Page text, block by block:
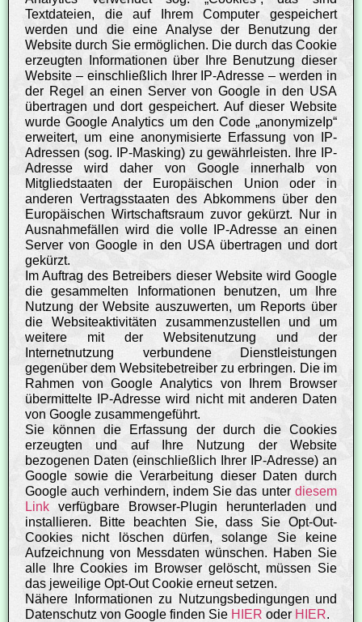
Textdateien, die auf Ihrem Computer gespeichert
werden und die eine Analyse der Benutzung der
Website durch Sie ermöglichen. Die durch das Cookie
erzeugten Informationen über Ihre Benutzung dieser
Website – einschließlich Ihrer IP-Adresse – werden in
der Regel an einen Server von Google in den USA
übertragen und dort gespeichert. Auf dieser Website
wurde Google Analytics um den Code „anonymizeIp“
erweitert, um eine anonymisierte Erfassung von IP-
Adressen (sog. IP-Masking) zu gewährleisten. Ihre IP-
Adresse wird daher von Google innerhalb von
Mitgliedstaaten der Europäischen Union oder in
anderen Vertragsstaaten des Abkommens über den
Europäischen Wirtschaftsraum zuvor gekürzt. Nur in
Ausnahmefällen wird die volle IP-Adresse an einen
Server von Google in den USA übertragen und dort
gekürzt.
Im Auftrag des Betreibers dieser Website wird Google
die gesammelten Informationen benutzen, um Ihre
Nutzung der Website auszuwerten, um Reports über
die Websiteaktivitäten zusammenzustellen und um
weitere mit der Websitenutzung und der
Internetnutzung verbundene Dienstleistungen
gegenüber dem Websitebetreiber zu erbringen. Die im
Rahmen von Google Analytics von Ihrem Browser
übermittelte IP-Adresse wird nicht mit anderen Daten
von Google zusammengeführt.
Sie können die Erfassung der durch die Cookies
erzeugten und auf Ihre Nutzung der Website
bezogenen Daten (einschließlich Ihrer IP-Adresse) an
Google sowie die Verarbeitung dieser Daten durch
Google auch verhindern, indem Sie das unter diesem
Link verfügbare Browser-Plugin herunterladen und
installieren. Bitte beachten Sie, dass Sie Opt-Out-
Cookies nicht löschen dürfen, solange Sie keine
Aufzeichnung von Messdaten wünschen. Haben Sie
alle Ihre Cookies im Browser gelöscht, müssen Sie
das jeweilige Opt-Out Cookie erneut setzen.
Nähere Informationen zu Nutzungsbedingungen und
Datenschutz von Google finden Sie HIER oder HIER.